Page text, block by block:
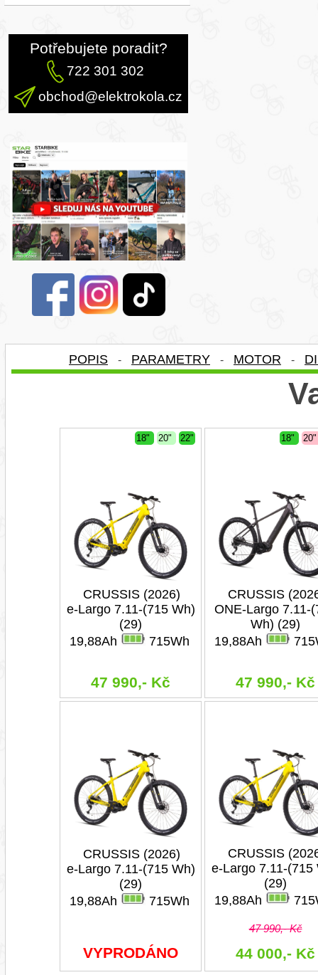
Potřebujete poradit?
722 301 302
obchod@elektrokola.cz
POPIS - PARAMETRY - MOTOR -
18" 20" 22"
CRUSSIS (2026)
e-Largo 7.11-(715 Wh)
(29)
19,88Ah
715Wh
47 990,- Kč
18"
CRUSSIS
ONE-Largo 7.11-
Wh) (29)
19,88Ah
47 990,- Kč
CRUSSIS (2026)
e-Largo 7.11-(715 Wh)
(29)
19,88Ah
715Wh
VYPRODÁNO
CRUSSIS
e-Largo 7.11-(715
(29)
19,88Ah
47 990,- Kč
44 000,- Kč